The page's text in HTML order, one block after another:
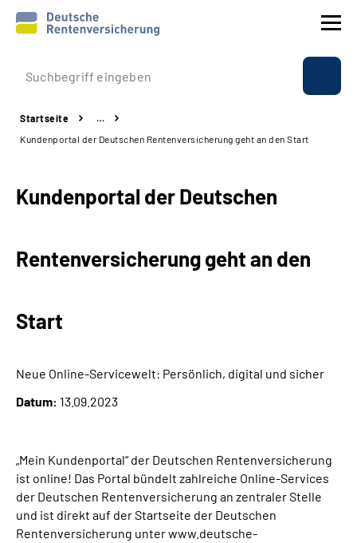
Prävention
Reha
Experten
Suche
Inhalte in Gebärdensprache (DGS)
Leichte Sprache
Startseite
…
Kundenportal der Deutschen Rentenversicherung geht an den Start
Kundenportal der Deutschen
Rentenversicherung geht an den
Start
Neue Online-Servicewelt: Persönlich, digital und sicher
Datum: 13.09.2023
„Mein Kundenportal“ der Deutschen Rentenversicherung
ist online! Das Portal bündelt zahlreiche Online-Services
der Deutschen Rentenversicherung an zentraler Stelle
und ist direkt auf der Startseite der Deutschen
Rentenversicherung unter www.deutsche-